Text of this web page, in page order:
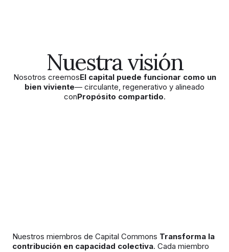
Nuestra visión
Nosotros creemosEl capital puede funcionar como un
bien viviente— circulante, regenerativo y alineado
conPropósito compartido.
Nuestros miembros de Capital Commons Transforma la
contribución en capacidad colectiva. Cada miembro